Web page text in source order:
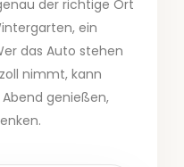
der richtige Ort
ein
das Auto stehen
nimmt, kann
genießen,